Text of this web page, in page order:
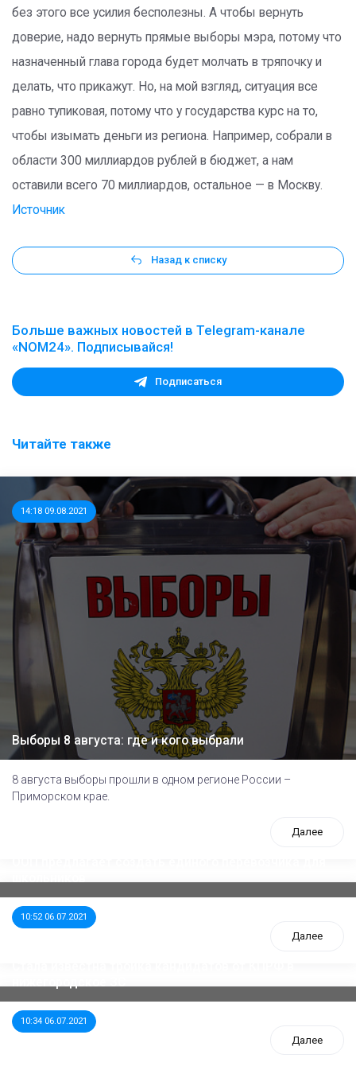
без этого все усилия бесполезны. А чтобы вернуть
доверие, надо вернуть прямые выборы мэра, потому что
назначенный глава города будет молчать в тряпочку и
делать, что прикажут. Но, на мой взгляд, ситуация все
равно тупиковая, потому что у государства курс на то,
чтобы изымать деньги из региона. Например, собрали в
области 300 миллиардов рублей в бюджет, а нам
оставили всего 70 миллиардов, остальное — в Москву.
Источник
Назад к списку
Больше важных новостей в Telegram-канале
«NOM24». Подписывайся!
Подписаться
Читайте также
14:18 09.08.2021
Выборы 8 августа: где и кого выбрали
8 августа выборы прошли в одном регионе России –
Приморском крае.
Далее
10:52 06.07.2021
Далее
10:34 06.07.2021
Далее